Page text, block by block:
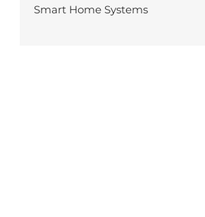
Smart Home Systems